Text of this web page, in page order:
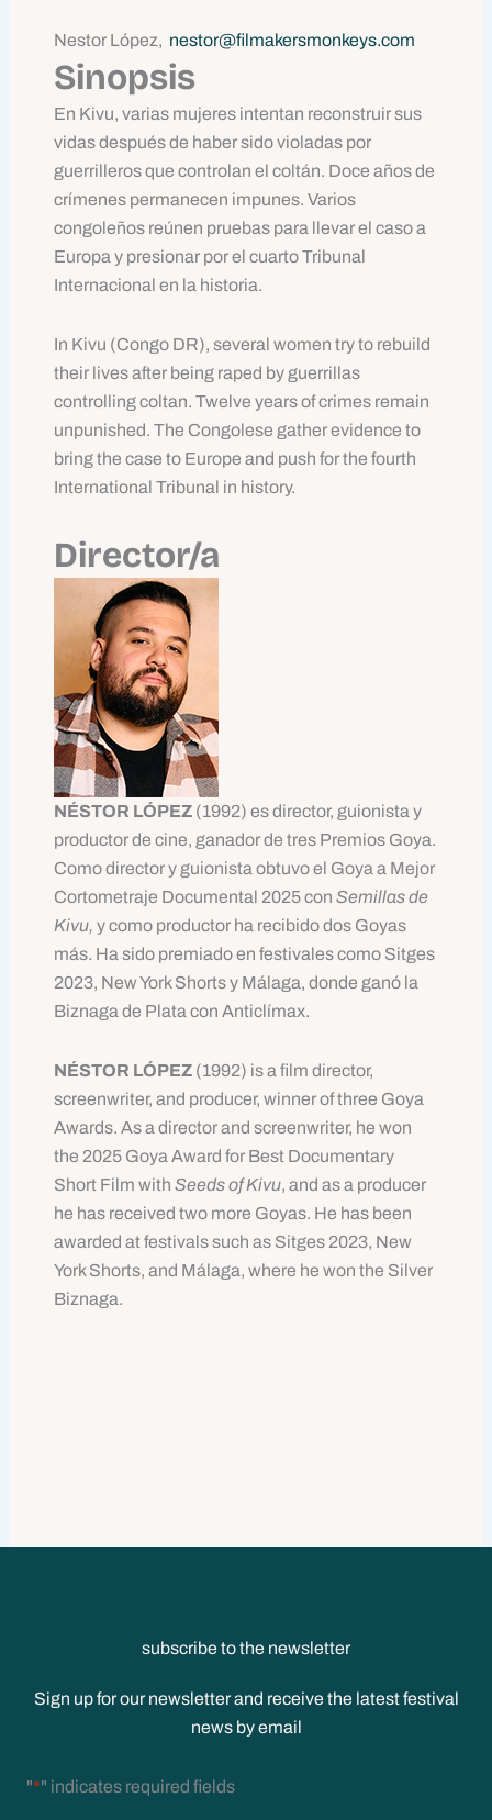
Nestor López, nestor@filmakersmonkeys.com
Sinopsis
En Kivu, varias mujeres intentan reconstruir sus
vidas después de haber sido violadas por
guerrilleros que controlan el coltán. Doce años de
crímenes permanecen impunes. Varios
congoleños reúnen pruebas para llevar el caso a
Europa y presionar por el cuarto Tribunal
Internacional en la historia.
In Kivu (Congo DR), several women try to rebuild
their lives after being raped by guerrillas
controlling coltan. Twelve years of crimes remain
unpunished. The Congolese gather evidence to
bring the case to Europe and push for the fourth
International Tribunal in history.
Director/a
NÉSTOR LÓPEZ(1992) es director, guionista y
productor de cine, ganador de tres Premios Goya.
Como director y guionista obtuvo el Goya a Mejor
Cortometraje Documental 2025 con Semillas de
Kivu, y como productor ha recibido dos Goyas
más. Ha sido premiado en festivales como Sitges
2023, New York Shorts y Málaga, donde ganó la
Biznaga de Plata con Anticlímax.
NÉSTOR LÓPEZ(1992) is a film director,
screenwriter, and producer, winner of three Goya
Awards. As a director and screenwriter, he won
the 2025 Goya Award for Best Documentary
Short Film with Seeds of Kivu, and as a producer
he has received two more Goyas. He has been
awarded at festivals such as Sitges 2023, New
York Shorts, and Málaga, where he won the Silver
Biznaga.
subscribe to the newsletter
Sign up for our newsletter and receive the latest festival
news by email
"*" indicates required fields